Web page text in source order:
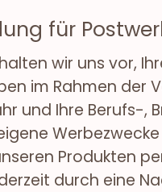
für
wir uns vor,
im Rahmen der
und Ihre Berufs-
Produkten
durch eine